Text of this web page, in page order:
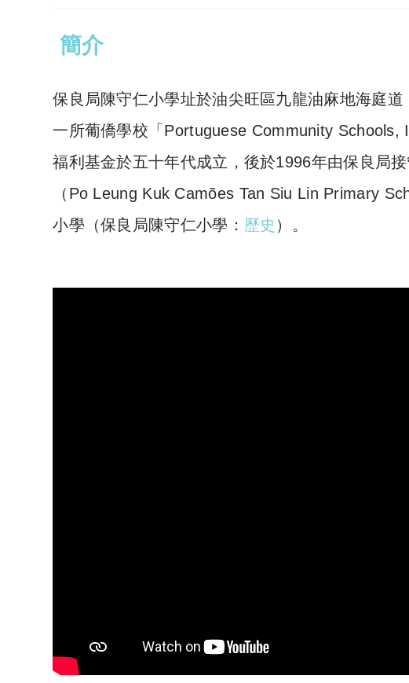
簡介
保良局陳守仁小學址於油尖旺區九龍油麻地海庭
一所葡僑學校 「Portuguese Community
福利基金於五十年代成立，後於1996年由保良局
（ Po Leung Kuk Camões Tan Siu Lin Primary
小學（保良局陳守仁小學： 歷史 ）。